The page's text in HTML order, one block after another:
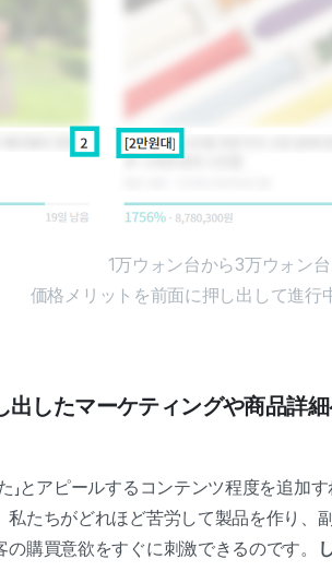
1万ウォン台から3万ウォン台
価格メリットを前面に押し出して進行
出したマーケティングや商品詳
」とアピールするコンテンツ程度を追
私たちがどれほど苦労して製品を作り、
購買意欲をすぐに刺激できるのです。